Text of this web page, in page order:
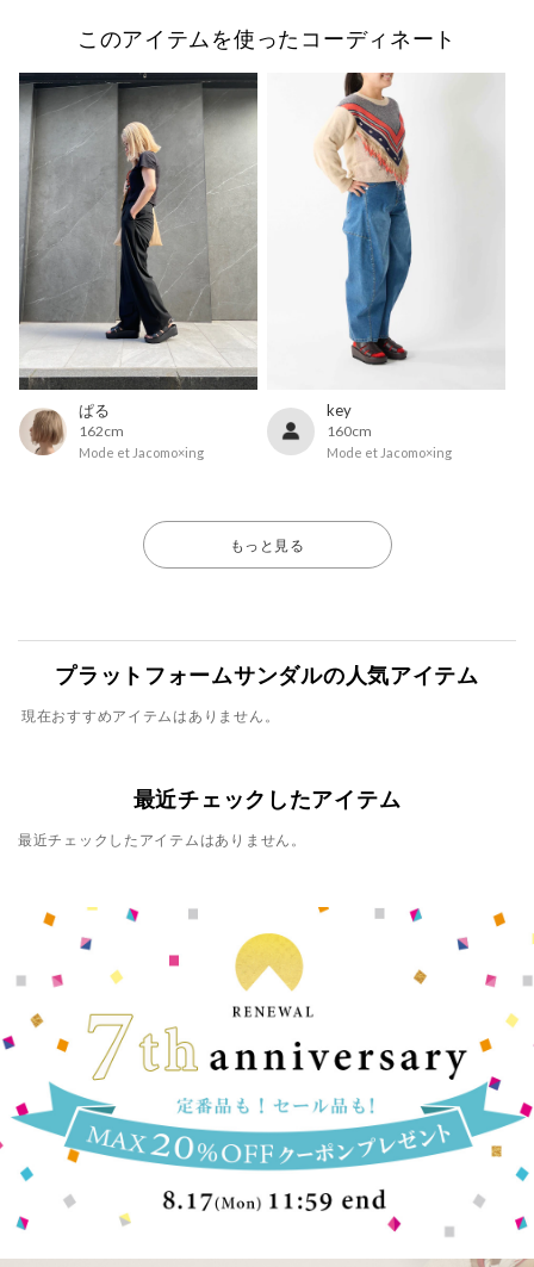
このアイテムを使ったコーディネート
ぱる
162cm
Mode et Jacomo×ing
key
160cm
Mode et Jacomo×ing
もっと見る
プラットフォームサンダルの人気アイテム
現在おすすめアイテムはありません。
最近チェックしたアイテム
最近チェックしたアイテムはありません。